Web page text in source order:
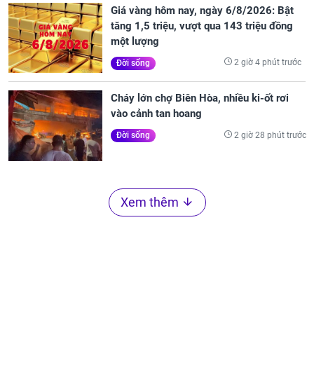
Giá vàng hôm nay, ngày 6/8/2026: Bật
tăng 1,5 triệu, vượt qua 143 triệu đồng
một lượng
Đời sống 2 giờ 4 phút trước
Cháy lớn chợ Biên Hòa, nhiều ki-ốt rơi
vào cảnh tan hoang
Đời sống 2 giờ 28 phút trước
Xem thêm